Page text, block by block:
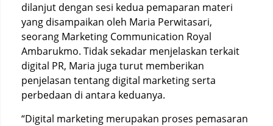
dilanjut dengan sesi kedua pemaparan materi
yang disampaikan oleh Maria Perwitasari,
seorang Marketing Communication Royal
Ambarukmo. Tidak sekadar menjelaskan terkait
digital PR, Maria juga turut memberikan
penjelasan tentang digital marketing serta
perbedaan di antara keduanya.
“Digital marketing merupakan proses pemasaran